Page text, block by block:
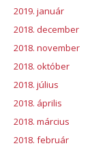
2019. január
2018. december
2018. november
2018. október
2018. július
2018. április
2018. március
2018. február